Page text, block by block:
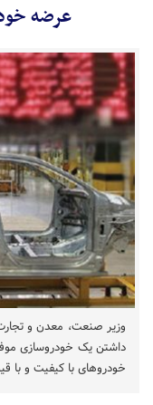
عرضه
وزیر صنعت، معدن و
داشتن یک خودروسازی
خودروهای با کیفیت و